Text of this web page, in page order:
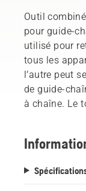
Outil
pour guide-
utilisé pour
tous les
l’autre peut
de guide-
à chaîne. Le